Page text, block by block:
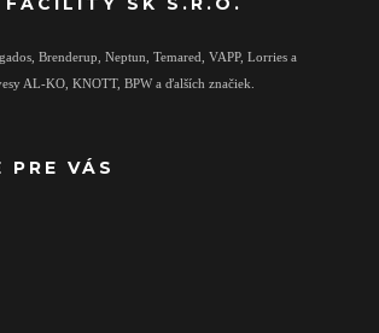
Brenderup, Neptun, Temared, VAPP, Lorries a
AL-KO, KNOTT, BPW a ďalších značiek.
PRE VÁS